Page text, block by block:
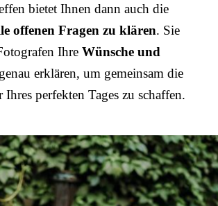
bietet Ihnen dann auch die
offenen Fragen zu klären. Sie
Ihre Wünsche und
genau erklären, um gemeinsam die
perfekten Tages zu schaffen.